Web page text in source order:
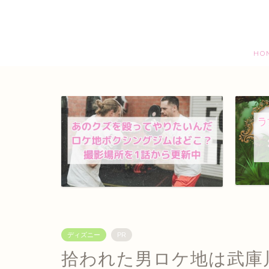
ディズニー PR
拾われた男ロケ地は武